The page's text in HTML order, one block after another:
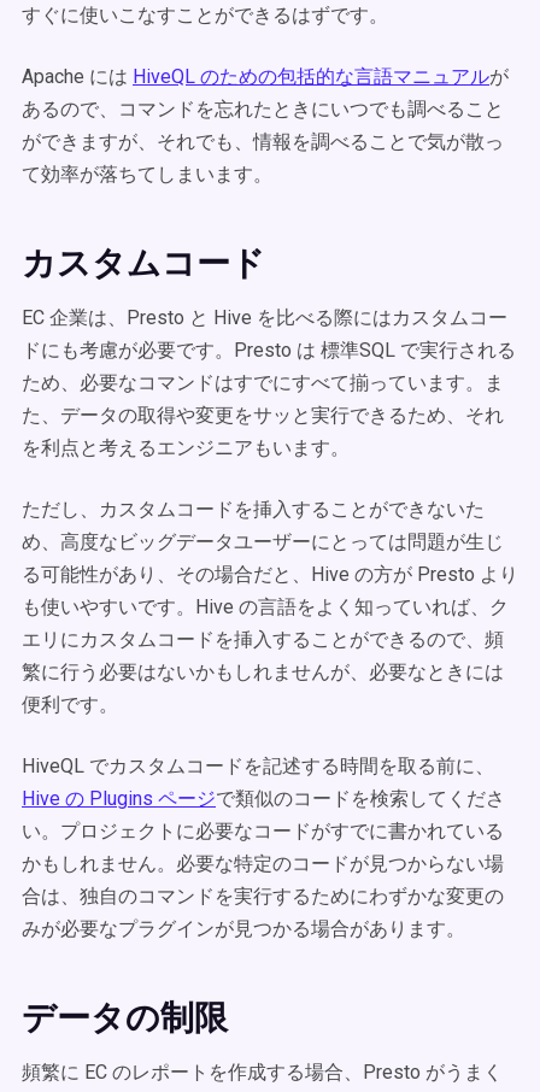
すぐに使いこなすことができるはずです。
Apache には HiveQL のための包括的な言語マニュアルが
あるので、コマンドを忘れたときにいつでも調べること
ができますが、それでも、情報を調べることで気が散っ
て効率が落ちてしまいます。
カスタムコード
EC 企業は、Presto と Hive を比べる際にはカスタムコー
ドにも考慮が必要です。Presto は 標準SQL で実行される
ため、必要なコマンドはすでにすべて揃っています。ま
た、データの取得や変更をサッと実行できるため、それ
を利点と考えるエンジニアもいます。
ただし、カスタムコードを挿入することができないた
め、高度なビッグデータユーザーにとっては問題が生じ
る可能性があり、その場合だと、Hive の方が Presto より
も使いやすいです。Hive の言語をよく知っていれば、ク
エリにカスタムコードを挿入することができるので、頻
繁に行う必要はないかもしれませんが、必要なときには
便利です。
HiveQL でカスタムコードを記述する時間を取る前に、
Hive の Plugins ページで類似のコードを検索してくださ
い。プロジェクトに必要なコードがすでに書かれている
かもしれません。必要な特定のコードが見つからない場
合は、独自のコマンドを実行するためにわずかな変更の
みが必要なプラグインが見つかる場合があります。
データの制限
頻繁に EC のレポートを作成する場合、Presto がうまく